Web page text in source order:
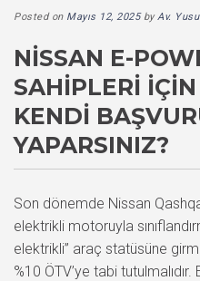
Posted on Mayıs 12, 2025byAv.
NISSAN E-
SAHIPLERI
KENDI
YAPARSINIZ?
Son dönemde Nissan
elektrikli motoruyla
elektrikli” araç statüsüne
%10 ÖTV’ye tabi